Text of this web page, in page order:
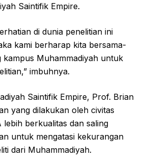
Saintifik Empire.
di dunia penelitian ini
kami berharap kita bersama-
kampus Muhammadiyah untuk
imbuhnya.
Saintifik Empire, Prof. Brian
yang dilakukan oleh civitas
lebih berkualitas dan saling
untuk mengatasi kekurangan
dari Muhammadiyah.